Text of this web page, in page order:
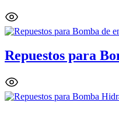
Repuestos para